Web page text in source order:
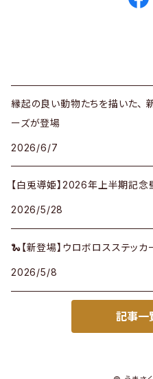
縁起の良い動物たちを描いた、
ーズが登場
2026/6/7
【白兎導姫】2026年上半期記念
2026/5/28
🐍【新登場】ウロボロスステッカ
2026/5/8
記事一